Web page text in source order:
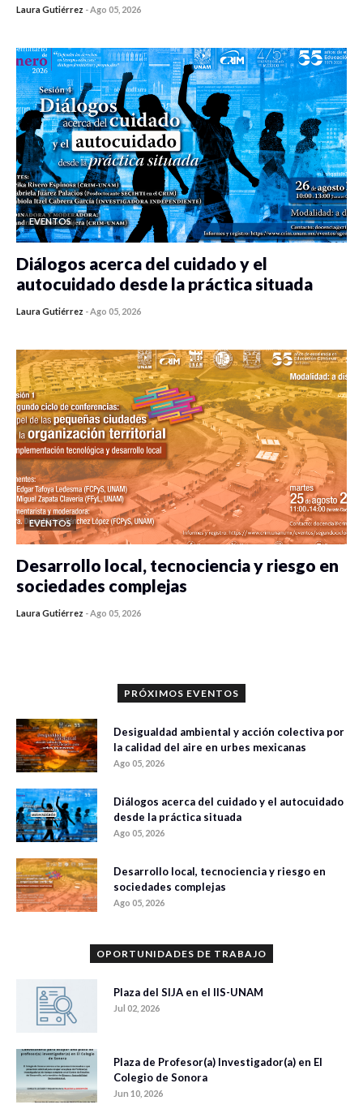
Laura Gutiérrez -Ago 05, 2026
EVENTOS
Diálogos acerca del cuidado y el
autocuidado desde la práctica situada
Laura Gutiérrez -Ago 05, 2026
EVENTOS
Desarrollo local, tecnociencia y riesgo en
sociedades complejas
Laura Gutiérrez -Ago 05, 2026
PRÓXIMOS EVENTOS
Desigualdad ambiental y acción colectiva por
la calidad del aire en urbes mexicanas
Ago 05, 2026
Diálogos acerca del cuidado y el autocuidado
desde la práctica situada
Ago 05, 2026
Desarrollo local, tecnociencia y riesgo en
sociedades complejas
Ago 05, 2026
OPORTUNIDADES DE TRABAJO
Plaza del SIJA en el IIS-UNAM
Jul 02, 2026
Plaza de Profesor(a) Investigador(a) en El
Colegio de Sonora
Jun 10, 2026